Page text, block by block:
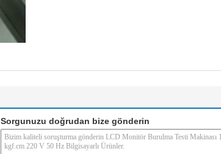
Sorgunuzu doğrudan bize gönderin